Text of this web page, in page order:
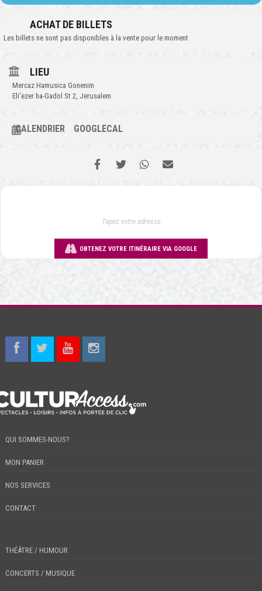
ACHAT DE BILLETS
Les billets ne sont pas disponibles à la vente pour le moment
LIEU
Mercaz Hamusica Gonenim
Eli'ezer ha-Gadol St 2, Jerusalem
CALENDRIER GOOGLECAL
OBTENEZ VOTRE ITINÉRAIRE VIA GOOGLE
QUI SOMMES-NOUS?
MON PANIER
NOS SERVICES
CONTACT
THÉÂTRE / HUMOUR
CONCERTS / MUSIQUE